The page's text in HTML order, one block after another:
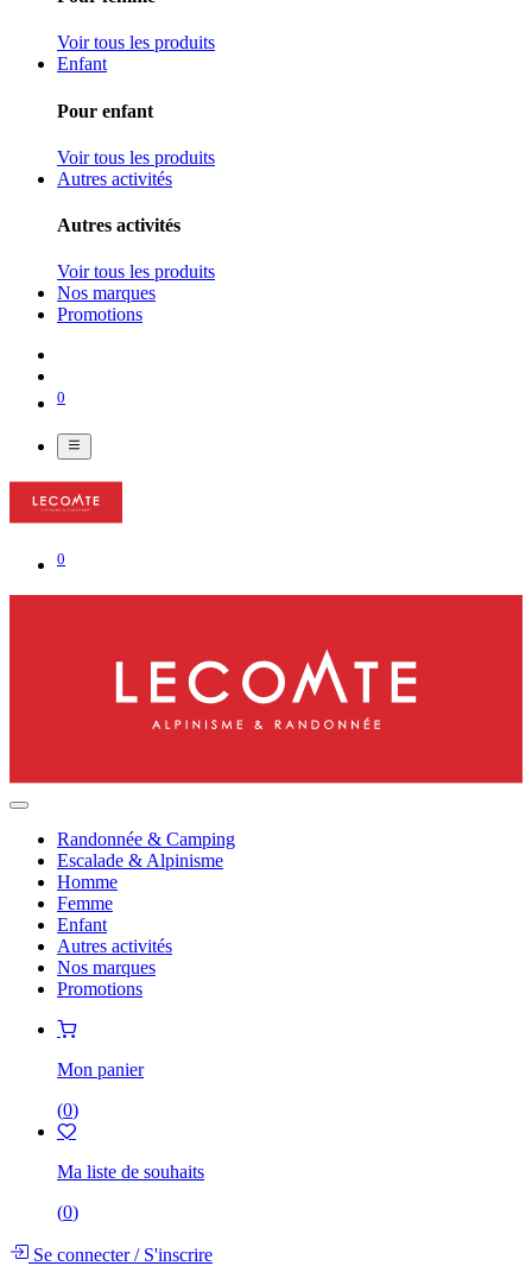
Voir tous les produits
Enfant
Pour enfant
Voir tous les produits
Autres activités
Autres activités
Voir tous les produits
Nos marques
Promotions
0
0
Randonnée & Camping
Escalade & Alpinisme
Homme
Femme
Enfant
Autres activités
Nos marques
Promotions
Mon panier
(0)
Ma liste de souhaits
(0)
Se connecter/S'inscrire